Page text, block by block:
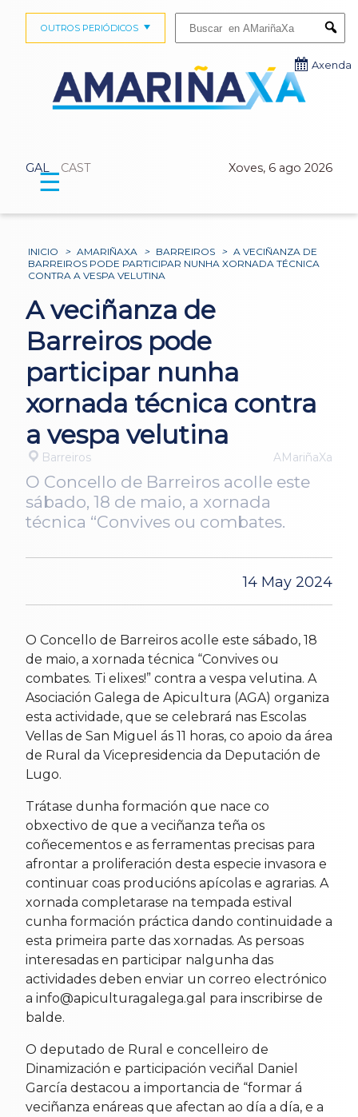
GAL CAST Xoves, 6 ago 2026
OUTROS PERIÓDICOS
Axenda
☰
INICIO > AMARIÑAXA > BARREIROS > A VECIÑANZA DE
BARREIROS PODE PARTICIPAR NUNHA XORNADA TÉCNICA
CONTRA A VESPA VELUTINA
A veciñanza de
Barreiros pode
participar nunha
xornada técnica contra
a vespa velutina
Barreiros AMariñaXa
O Concello de Barreiros acolle este
sábado, 18 de maio, a xornada
técnica “Convives ou combates.
14 May 2024
O Concello de Barreiros acolle este sábado, 18
de maio, a xornada técnica “Convives ou
combates. Ti elixes!” contra a vespa velutina. A
Asociación Galega de Apicultura (AGA) organiza
esta actividade, que se celebrará nas Escolas
Vellas de San Miguel ás 11 horas, co apoio da área
de Rural da Vicepresidencia da Deputación de
Lugo.
Trátase dunha formación que nace co
obxectivo de que a veciñanza teña os
coñecementos e as ferramentas precisas para
afrontar a proliferación desta especie invasora e
continuar coas producións apícolas e agrarias. A
xornada completarase na tempada estival
cunha formación práctica dando continuidade a
esta primeira parte das xornadas. As persoas
interesadas en participar nalgunha das
actividades deben enviar un correo electrónico
a info@apiculturagalega.gal para inscribirse de
balde.
O deputado de Rural e concelleiro de
Dinamización e participación veciñal Daniel
García destacou a importancia de “formar á
veciñanza enáreas que afectan ao día a día, e a